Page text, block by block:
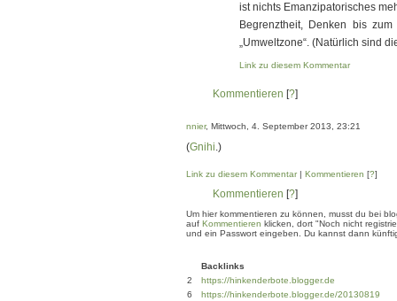
ist nichts Emanzipatorisches
Begrenztheit, Denken bis
„Umweltzone“. (Natürlich sind
Link zu diesem Kommentar
Kommentieren [?]
nnier, Mittwoch, 4. September 2013, 23:21
(Gnihi.)
Link zu diesem Kommentar| Kommentieren [?]
Kommentieren [?]
Um hier kommentieren zu können, musst du bei
auf Kommentieren klicken, dort "Noch nicht
und ein Passwort eingeben. Du kannst dann
Backlinks
2
https://hinkenderbote.blogger.de
6
https://hinkenderbote.blogger.de/20130819